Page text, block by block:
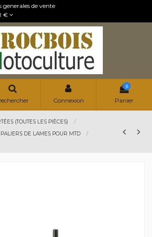
generales de vente
€
Connexion
0
Panier
(TOUTES LES PIÈCES)
PALIERS DE LAMES POUR MTD